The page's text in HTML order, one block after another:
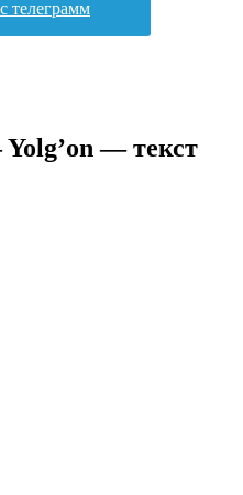
телеграмм
— текст